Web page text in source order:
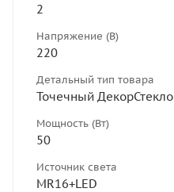
2
Напряжение (В)
220
Детальный тип товара
Точечный ДекорСтекло
Мощность (Вт)
50
Источник света
MR16+LED